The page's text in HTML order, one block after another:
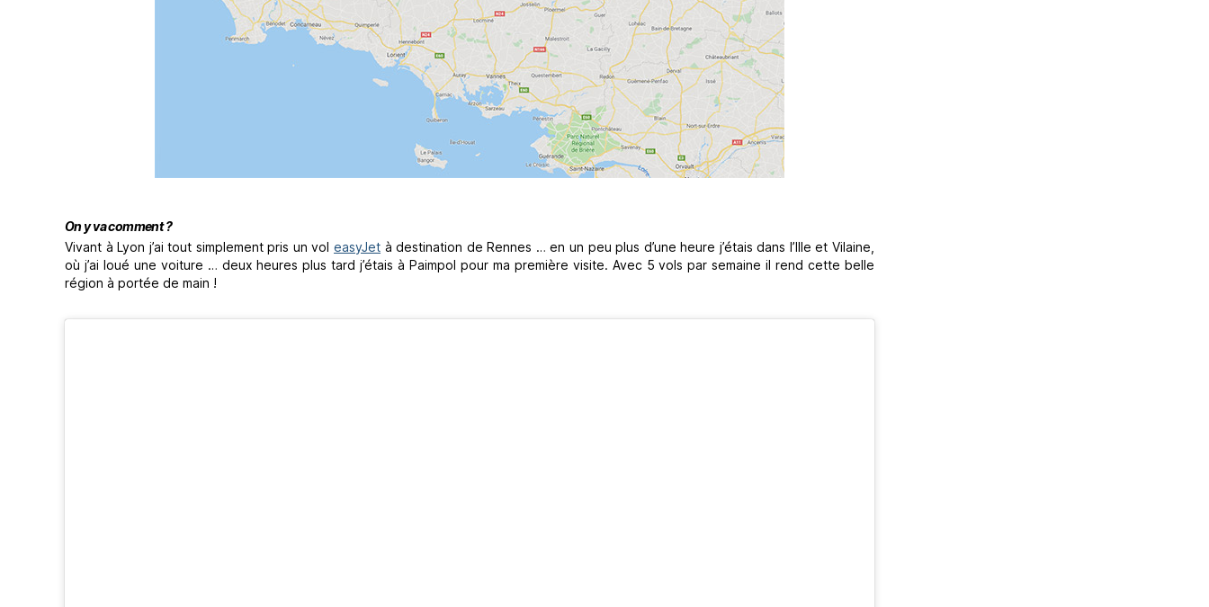
On y va comment ?
Vivant à Lyon j’ai tout simplement pris un voleasyJet à destination de Rennes … en un peu plus d’une heure j’étais dans l’Ille et Vilaine,
où j’ai loué une voiture … deux heures plus tard j’étais à Paimpol pour ma première visite. Avec 5 vols par semaine il rend cette belle
région à portée de main !